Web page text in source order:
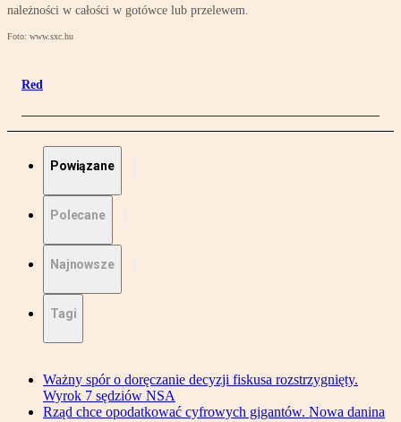
należności w całości w gotówce lub przelewem.
Foto: www.sxc.hu
Red
Powiązane
Polecane
Najnowsze
Tagi
Ważny spór o doręczanie decyzji fiskusa rozstrzygnięty.
Wyrok 7 sędziów NSA
Rząd chce opodatkować cyfrowych gigantów. Nowa danina